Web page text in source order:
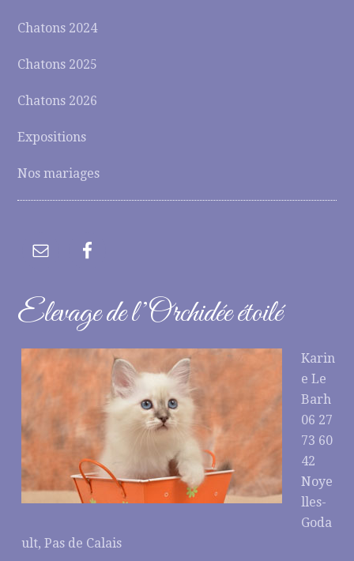
Chatons 2024
Chatons 2025
Chatons 2026
Expositions
Nos mariages
Elevage de l’Orchidée étoilé
Karin
e Le
Barh
06 27
73 60
42
Noye
lles-
Goda
ult, Pas de Calais